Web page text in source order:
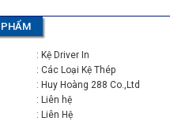
: Kệ Driver In
: Các Loại Kệ Thép
: Huy Hoàng 288 Co.,Ltd
: Liên hệ
: Liên Hệ